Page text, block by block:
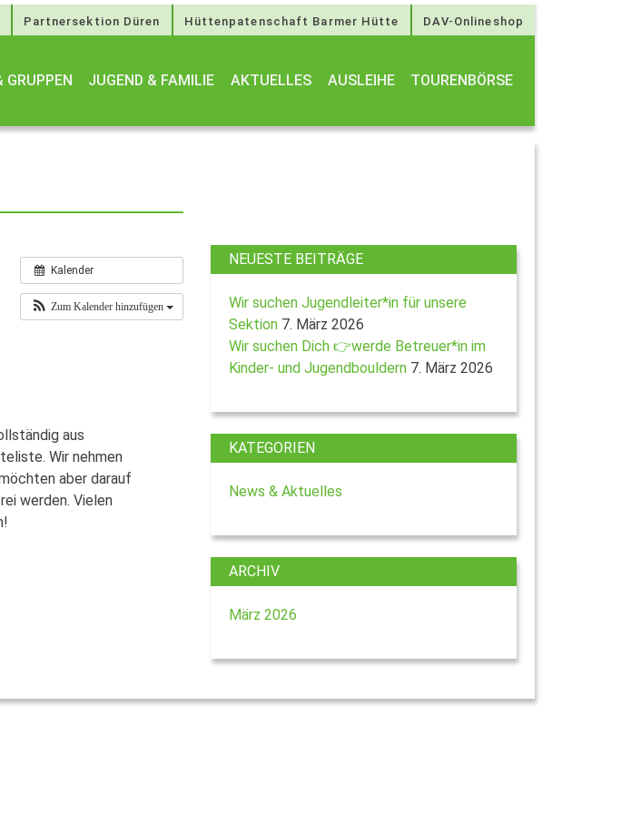
Partnersektion Düren Hüttenpatenschaft Barmer Hütte DAV-Onlineshop
GRUPPEN JUGEND & FAMILIE AKTUELLES AUSLEIHE TOURENBÖRSE
Kalender
Zum Kalender hinzufügen
aus
Wir nehmen
aber darauf
werden. Vielen
NEUESTE BEITRÄGE
Wir suchen Jugendleiter*in für unsere
Sektion 7. März 2026
Wir suchen Dich 👉werde Betreuer*in im
Kinder- und Jugendbouldern 7. März 2026
KATEGORIEN
News & Aktuelles
ARCHIV
März 2026